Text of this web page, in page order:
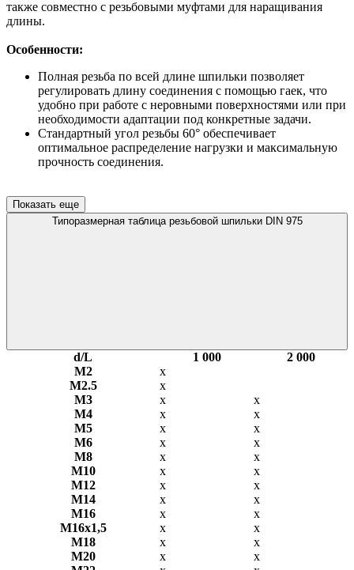
также совместно с резьбовыми муфтами для наращивания
длины.
Особенности:
Полная резьба по всей длине шпильки позволяет
регулировать длину соединения с помощью гаек, что
удобно при работе с неровными поверхностями или при
необходимости адаптации под конкретные задачи.
Стандартный угол резьбы 60° обеспечивает
оптимальное распределение нагрузки и максимальную
прочность соединения.
Показать еще
Типоразмерная таблица резьбовой шпильки DIN 975
d/L 1 000
2 000
М2
х
М2.5
х
М3
х
х
М4
х
х
М5
х
х
М6
х
х
М8
х
х
М10
х
х
М12
х
х
М14
х
х
М16
х
х
М16х1,5
х
x
М18
х
х
М20
х
х